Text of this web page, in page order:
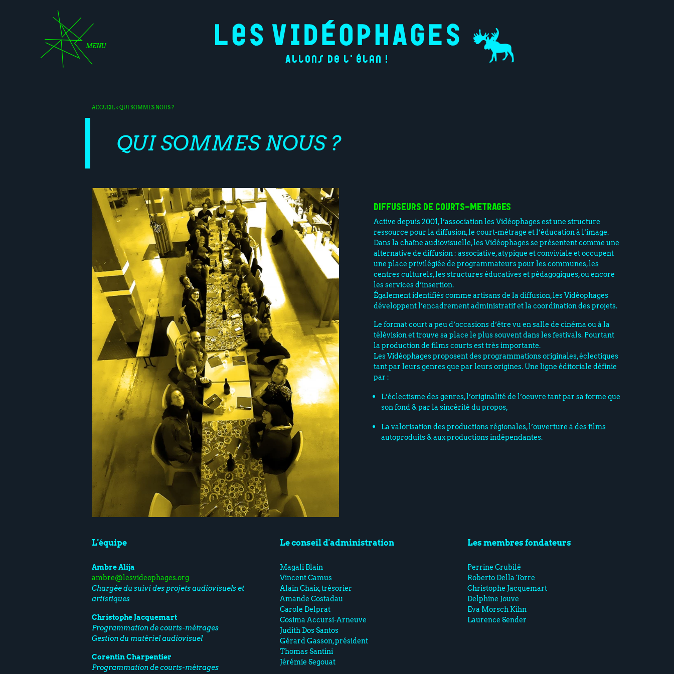
MENU
Allons de l'élan !
ACCUEIL< QUI SOMMES NOUS ?
QUI SOMMES NOUS ?
DIFFUSEURS DE COURTS-METRAGES
Active depuis 2001, l’association les Vidéophages est une structure
ressource pour la diffusion, le court-métrage et l’éducation à l’image.
Dans la chaîne audiovisuelle, les Vidéophages se présentent comme une
alternative de diffusion : associative, atypique et conviviale et occupent
une place privilégiée de programmateurs pour les communes, les
centres culturels, les structures éducatives et pédagogiques, ou encore
les services d’insertion.
Également identifiés comme artisans de la diffusion, les Vidéophages
développent l’encadrement administratif et la coordination des projets.
Le format court a peu d’occasions d’être vu en salle de cinéma ou à la
télévision et trouve sa place le plus souvent dans les festivals. Pourtant
la production de films courts est très importante.
Les Vidéophages proposent des programmations originales, éclectiques
tant par leurs genres que par leurs origines. Une ligne éditoriale définie
par :
L’éclectisme des genres, l’originalité de l’oeuvre tant par sa forme que
son fond & par la sincérité du propos,
La valorisation des productions régionales, l’ouverture à des films
autoproduits & aux productions indépendantes.
L'équipe
Ambre Alija
ambre@lesvideophages.org
Chargée du suivi des projets audiovisuels et
artistiques
Christophe Jacquemart
Programmation de courts-métrages
Gestion du matériel audiovisuel
Corentin Charpentier
Programmation de courts-métrages
Le conseil d'administration
Magali Blain
Vincent Camus
Alain Chaix, trésorier
Amande Costadau
Carole Delprat
Cosima Accursi-Arneuve
Judith Dos Santos
Gérard Gasson, président
Thomas Santini
Jérémie Segouat
Les membres fondateurs
Perrine Crubilé
Roberto Della Torre
Christophe Jacquemart
Delphine Jouve
Eva Morsch Kihn
Laurence Sender